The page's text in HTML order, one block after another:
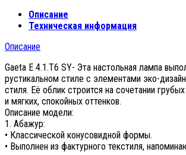
Описание
Техническая информация
Описание
Gaeta E 4.1.T6 SY- Эта настольная лампа
рустикальном стиле с элементами эко-
стиля. Её облик строится на сочетании
и мягких, спокойных оттенков.
Описание модели:
1. Абажур:
• Классической конусовидной формы.
• Выполнен из фактурного текстиля,